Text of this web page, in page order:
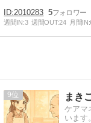
2010283 5
週間IN:3 週間OUT:24 月間IN:
9 まき
ケアマ
います